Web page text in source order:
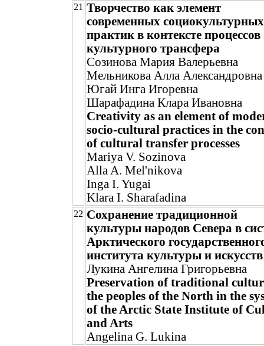
21 Творчество как элемент
современных социокультурных
практик в контексте процессов
культурного трансфера
Созинова Мария Валерьевна
Мельникова Алла Александровна
Югай Инга Игоревна
Шарафадина Клара Ивановна
Creativity as an element of
socio-cultural practices in the
of cultural transfer processes
Mariya V. Sozinova
Alla A. Mel'nikova
Inga I. Yugai
Klara I. Sharafadina
22 Сохранение традиционной
культуры народов Севера в
Арктического
института культуры и искусств
Лукина Ангелина Григорьевна
Preservation of traditional
the peoples of the North in the
of the Arctic State Institute of
and Arts
Angelina G. Lukina